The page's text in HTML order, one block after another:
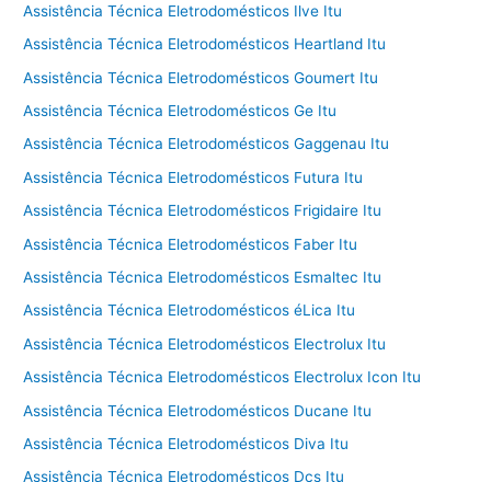
Assistência Técnica Eletrodomésticos Ilve Itu
Assistência Técnica Eletrodomésticos Heartland Itu
Assistência Técnica Eletrodomésticos Goumert Itu
Assistência Técnica Eletrodomésticos Ge Itu
Assistência Técnica Eletrodomésticos Gaggenau Itu
Assistência Técnica Eletrodomésticos Futura Itu
Assistência Técnica Eletrodomésticos Frigidaire Itu
Assistência Técnica Eletrodomésticos Faber Itu
Assistência Técnica Eletrodomésticos Esmaltec Itu
Assistência Técnica Eletrodomésticos éLica Itu
Assistência Técnica Eletrodomésticos Electrolux Itu
Assistência Técnica Eletrodomésticos Electrolux Icon Itu
Assistência Técnica Eletrodomésticos Ducane Itu
Assistência Técnica Eletrodomésticos Diva Itu
Assistência Técnica Eletrodomésticos Dcs Itu